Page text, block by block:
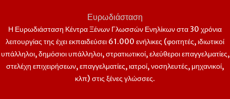
Ευρωδιάσταση
Η Ευρωδιάσταση Κέντρα Ξένων Γλωσσών Ενηλίκων στα 30 χρόνια
λειτουργίας της έχει εκπαιδεύσει 61.000 ενήλικες (φοιτητές, ιδιωτικοί
υπάλληλοι, δημόσιοι υπάλληλοι, στρατιωτικοί, ελεύθεροι επαγγελματίες,
στελέχη επιχειρήσεων, επαγγελματίες, ιατροί, νοσηλευτές, μηχανικοί,
κλπ) στις ξένες γλώσσες.